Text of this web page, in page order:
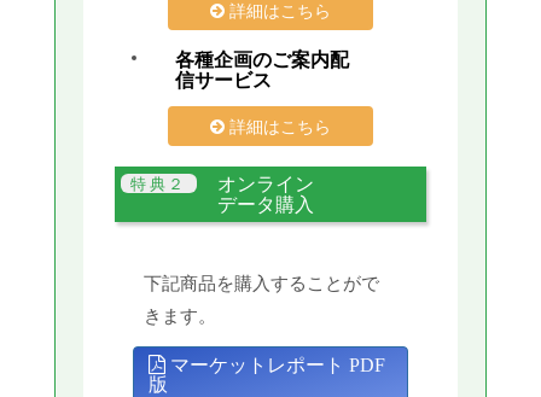
詳細はこちら
各種企画のご案内配
信サービス
詳細はこちら
オンライン
データ購入
下記商品を購入することがで
きます。
マーケットレポート PDF
版